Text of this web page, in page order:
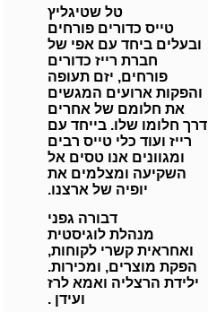
טל שטיגליץ
טייס כדורים פורחים
ובעלים ביחד עם אפי של
חברת רייז כדורים
פורחים, יזם תעופה
והפקות ארועים המגשים
את חלומם של אחרים
דרך חלומו שלו. בייחד עם
רייז ועוד כלי טייס רבים
ומגוונים אנו טסים אל
השקיעה ומצלמים את
יופיה של ארצנו.
דבורה גפני
מנהלת לוגיסטית
ואחראית קשרי לקוחות,
הפקת מוצרים, ומכירות.
ילידת הרצליה ואמא לרז
ועידן .